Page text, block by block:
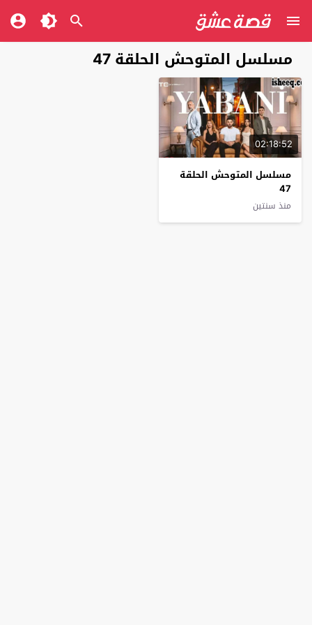
مسلسل المتوحش الحلقة 47
02:18:52
مسلسل المتوحش الحلقة
47
منذ سنتين